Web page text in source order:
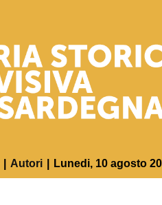
Autori Lunedi, 10 agosto